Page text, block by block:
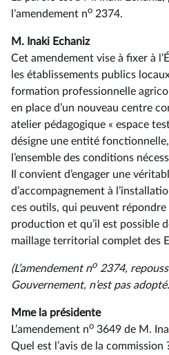
l’amendement no 2374.
M. Inaki Echaniz
Cet amendement vise à fixer à
les établissements publics
formation professionnelle
en place d’un nouveau centre
atelier pédagogique « espace
désigne une entité
l’ensemble des conditions
Il convient d’engager une
d’accompagnement à
ces outils, qui peuvent répondre
production et qu’il est possible
maillage territorial complet des
(L’amendement no 2374,
Gouvernement, n’est pas
Mme la présidente
L’amendement no 3649 de M.
Quel est l’avis de la commission